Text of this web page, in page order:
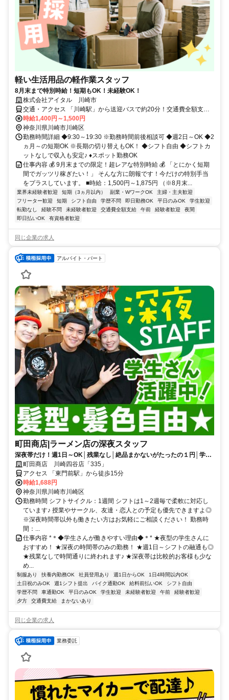
軽い生活用品の軽作業スタッフ
8月末まで特別時給！短期もOK！未経験OK！
株式会社アイタル 川崎市
交通・アクセス 「川崎駅」から送迎バスで約20分！交通費全額支給
◎
時給1,400円～1,500円
神奈川県川崎市川崎区
勤務時間詳細 ◆9:30～19:30 ※勤務時間前後相談可 ◆週2日～OK ◆2
ヵ月～の短期OK ※長期の切り替えもOK！ ◆シフト自由 ◆シフトカ
ットなしで収入も安定♪ ♦スポット勤務OK
仕事内容 💰 9月末までの限定！超レアな特別時給 💰 「とにかく短期
間でガッツリ稼ぎたい！」 そんな方に朗報です！今だけの特別手当
をプラスしています。 ■時給：1,500円～1,875円 （※8月末...
業界未経験者歓迎 短期（3ヵ月以内） 副業・WワークOK
主婦・主夫歓迎
フリーター歓迎
短期 シフト自由 学歴不問 即日勤務OK 平日のみOK
学生歓迎
転勤なし
経験不問 未経験者歓迎 交通費全額支給 午前 経験者歓迎
夜間
即日払いOK
有資格者歓迎
同じ企業の求人
アルバイト・パート
町田商店|ラーメン店の深夜スタッフ
深夜帯だけ！週1日～OK│残業なし│絶品まかないがたったの１円│学生
さん活躍中！│髪色自由
町田商店 川崎四谷店「335」
アクセス 「東門前駅」から徒歩15分
時給1,688円
神奈川県川崎市川崎区
勤務時間 シフトサイクル：1週間 シフトは1～2週毎で柔軟に対応し
ています♪ 授業やサークル、友達・恋人との予定も優先できますよ◎
※深夜時間帯以外も働きたい方はお気軽にご相談ください！ 勤務時
間：...
仕事内容 *＊◆学生さんが働きやすい理由◆＊* ★夜型の学生さんに
おすすめ！ ★深夜の時間帯のみの勤務！ ★週1日～シフトの融通も◎
★残業なしで時間通りに終われます♪ ★深夜帯は比較的お客様も少な
め...
制服あり 扶養内勤務OK 社員登用あり 週1日からOK
1日4時間以内OK
土日祝のみOK
週1シフト提出 バイク通勤OK 給料前払いOK
シフト自由
学歴不問
車通勤OK 平日のみOK 学生歓迎 未経験者歓迎 午前
経験者歓迎
夕方
交通費支給 まかないあり
同じ企業の求人
業務委託